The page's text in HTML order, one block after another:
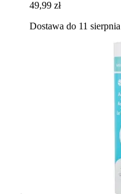
49,99 zł
Dostawa do 11 sierpnia